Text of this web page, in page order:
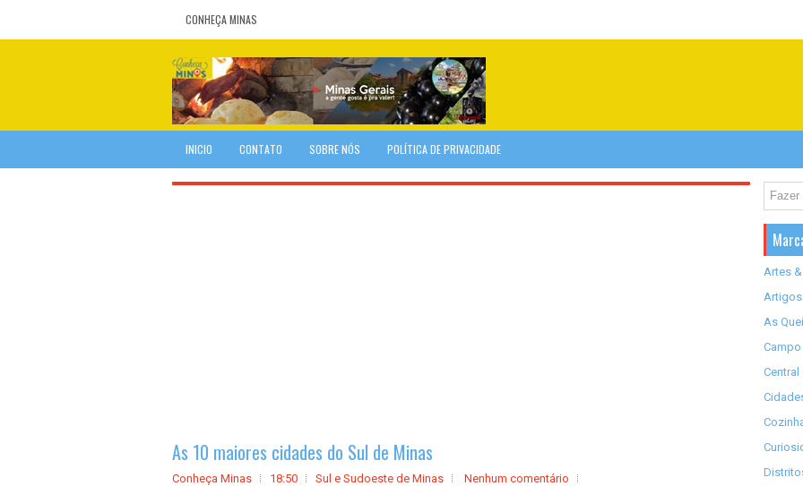
CONHEÇA MINAS
INICIO CONTATO SOBRE NÓS POLÍTICA DE PRIVACIDADE
As 10 maiores cidades do Sul de Minas
Conheça Minas 18:50 Sul e Sudoeste de Minas
Nenhum comentário
Artes
As
Central